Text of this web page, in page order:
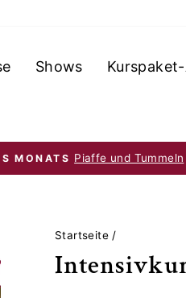
Shows
Pause
MONATS Piaffe und Tummeln
Startseite /